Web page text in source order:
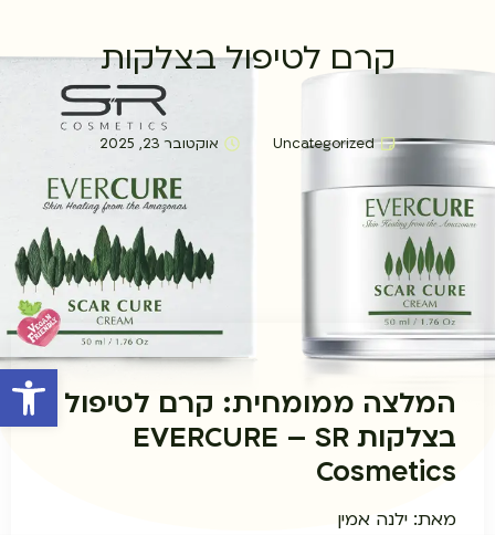
פתח
קרם לטיפול בצלקות
Uncategorized אוקטובר 23, 2025
המלצה ממומחית: קרם לטיפול
בצלקות EVERCURE – SR
Cosmetics
מאת: ילנה אמין